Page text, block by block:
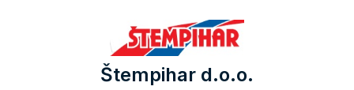
Štempihar d.o.o.